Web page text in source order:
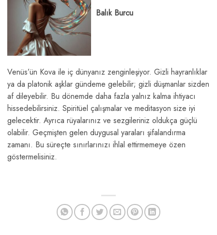
Balık Burcu
Venüs’ün Kova ile iç dünyanız zenginleşiyor. Gizli hayranlıklar
ya da platonik aşklar gündeme gelebilir; gizli düşmanlar sizden
af dileyebilir. Bu dönemde daha fazla yalnız kalma ihtiyacı
hissedebilirsiniz. Spiritüel çalışmalar ve meditasyon size iyi
gelecektir. Ayrıca rüyalarınız ve sezgileriniz oldukça güçlü
olabilir. Geçmişten gelen duygusal yaraları şifalandırma
zamanı. Bu süreçte sınırlarınızı ihlal ettirmemeye özen
göstermelisiniz.